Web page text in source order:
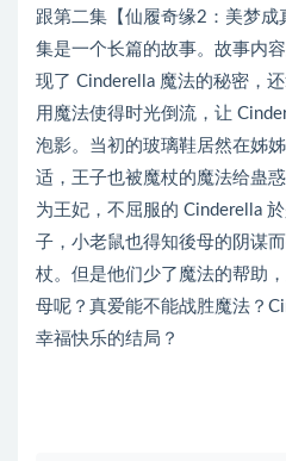
跟第二集【仙履奇缘2：美梦
集是一个长篇的故事。故事内
现了 Cinderella 魔法的秘密，
用魔法使得时光倒流，让
泡影。当初的玻璃鞋居然在姊
适，王子也被魔杖的魔法给蛊
为王妃，不屈服的 Cinderella
子，小老鼠也得知後母的阴谋
杖。但是他们少了魔法的帮助
母呢？真爱能不能战胜魔法？
幸福快乐的结局？